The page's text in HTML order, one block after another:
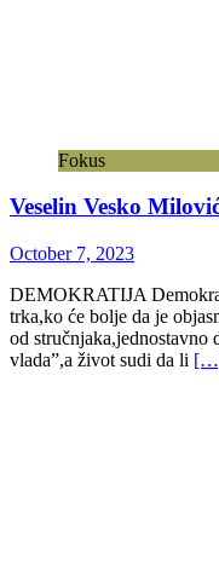
Fokus
Veselin Vesko
October 7, 2023
DEMOKRATIJA
trka,ko će bolje da je
od stručnjaka,jednostavno
vlada”,a život sudi da li